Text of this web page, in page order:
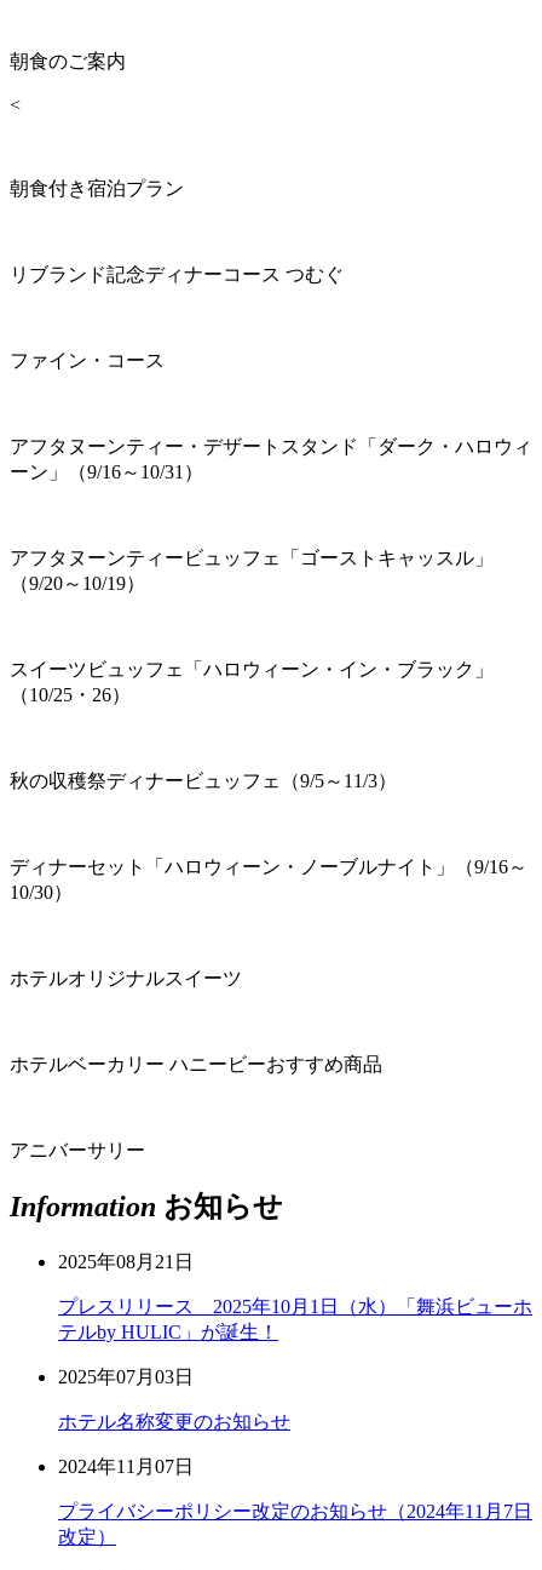
朝食のご案内
<
朝食付き宿泊プラン
リブランド記念ディナーコース つむぐ
ファイン・コース
アフタヌーンティー・デザートスタンド「ダーク・ハロウィ
ーン」（9/16～10/31）
アフタヌーンティービュッフェ「ゴーストキャッスル」
（9/20～10/19）
スイーツビュッフェ「ハロウィーン・イン・ブラック」
（10/25・26）
秋の収穫祭ディナービュッフェ（9/5～11/3）
ディナーセット「ハロウィーン・ノーブルナイト」（9/16～
10/30）
ホテルオリジナルスイーツ
ホテルベーカリー ハニービーおすすめ商品
アニバーサリー
Information お知らせ
2025年08月21日
プレスリリース 2025年10月1日（水）「舞浜ビューホ
テルby HULIC」が誕生！
2025年07月03日
ホテル名称変更のお知らせ
2024年11月07日
プライバシーポリシー改定のお知らせ（2024年11月7日
改定）